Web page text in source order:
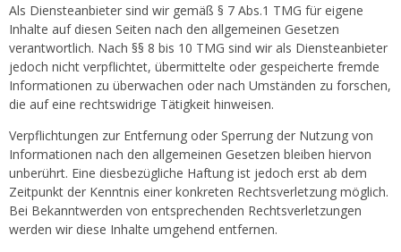
Als Diensteanbieter sind wir gemäß § 7 Abs.1 TMG für eigene
Inhalte auf diesen Seiten nach den allgemeinen Gesetzen
verantwortlich. Nach §§ 8 bis 10 TMG sind wir als Diensteanbieter
jedoch nicht verpflichtet, übermittelte oder gespeicherte fremde
Informationen zu überwachen oder nach Umständen zu forschen,
die auf eine rechtswidrige Tätigkeit hinweisen.
Verpflichtungen zur Entfernung oder Sperrung der Nutzung von
Informationen nach den allgemeinen Gesetzen bleiben hiervon
unberührt. Eine diesbezügliche Haftung ist jedoch erst ab dem
Zeitpunkt der Kenntnis einer konkreten Rechtsverletzung möglich.
Bei Bekanntwerden von entsprechenden Rechtsverletzungen
werden wir diese Inhalte umgehend entfernen.